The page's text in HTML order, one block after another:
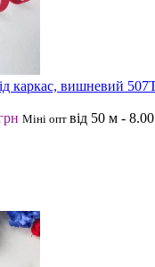
каркас, вишневий
Міні опт від 50 м - 8.00